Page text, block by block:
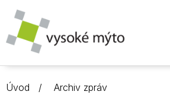
Úvod Archiv zpráv